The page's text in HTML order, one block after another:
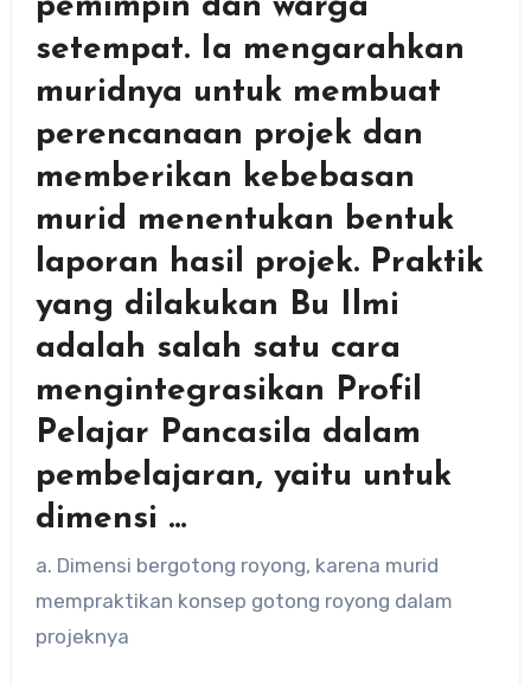
setempat. Ia mengarahkan
muridnya untuk membuat
perencanaan projek dan
memberikan kebebasan
murid menentukan bentuk
laporan hasil projek. Praktik
yang dilakukan Bu Ilmi
adalah salah satu cara
mengintegrasikan Profil
Pelajar Pancasila dalam
pembelajaran, yaitu untuk
dimensi …
a. Dimensi bergotong royong, karena murid
mempraktikan konsep gotong royong dalam
projeknya